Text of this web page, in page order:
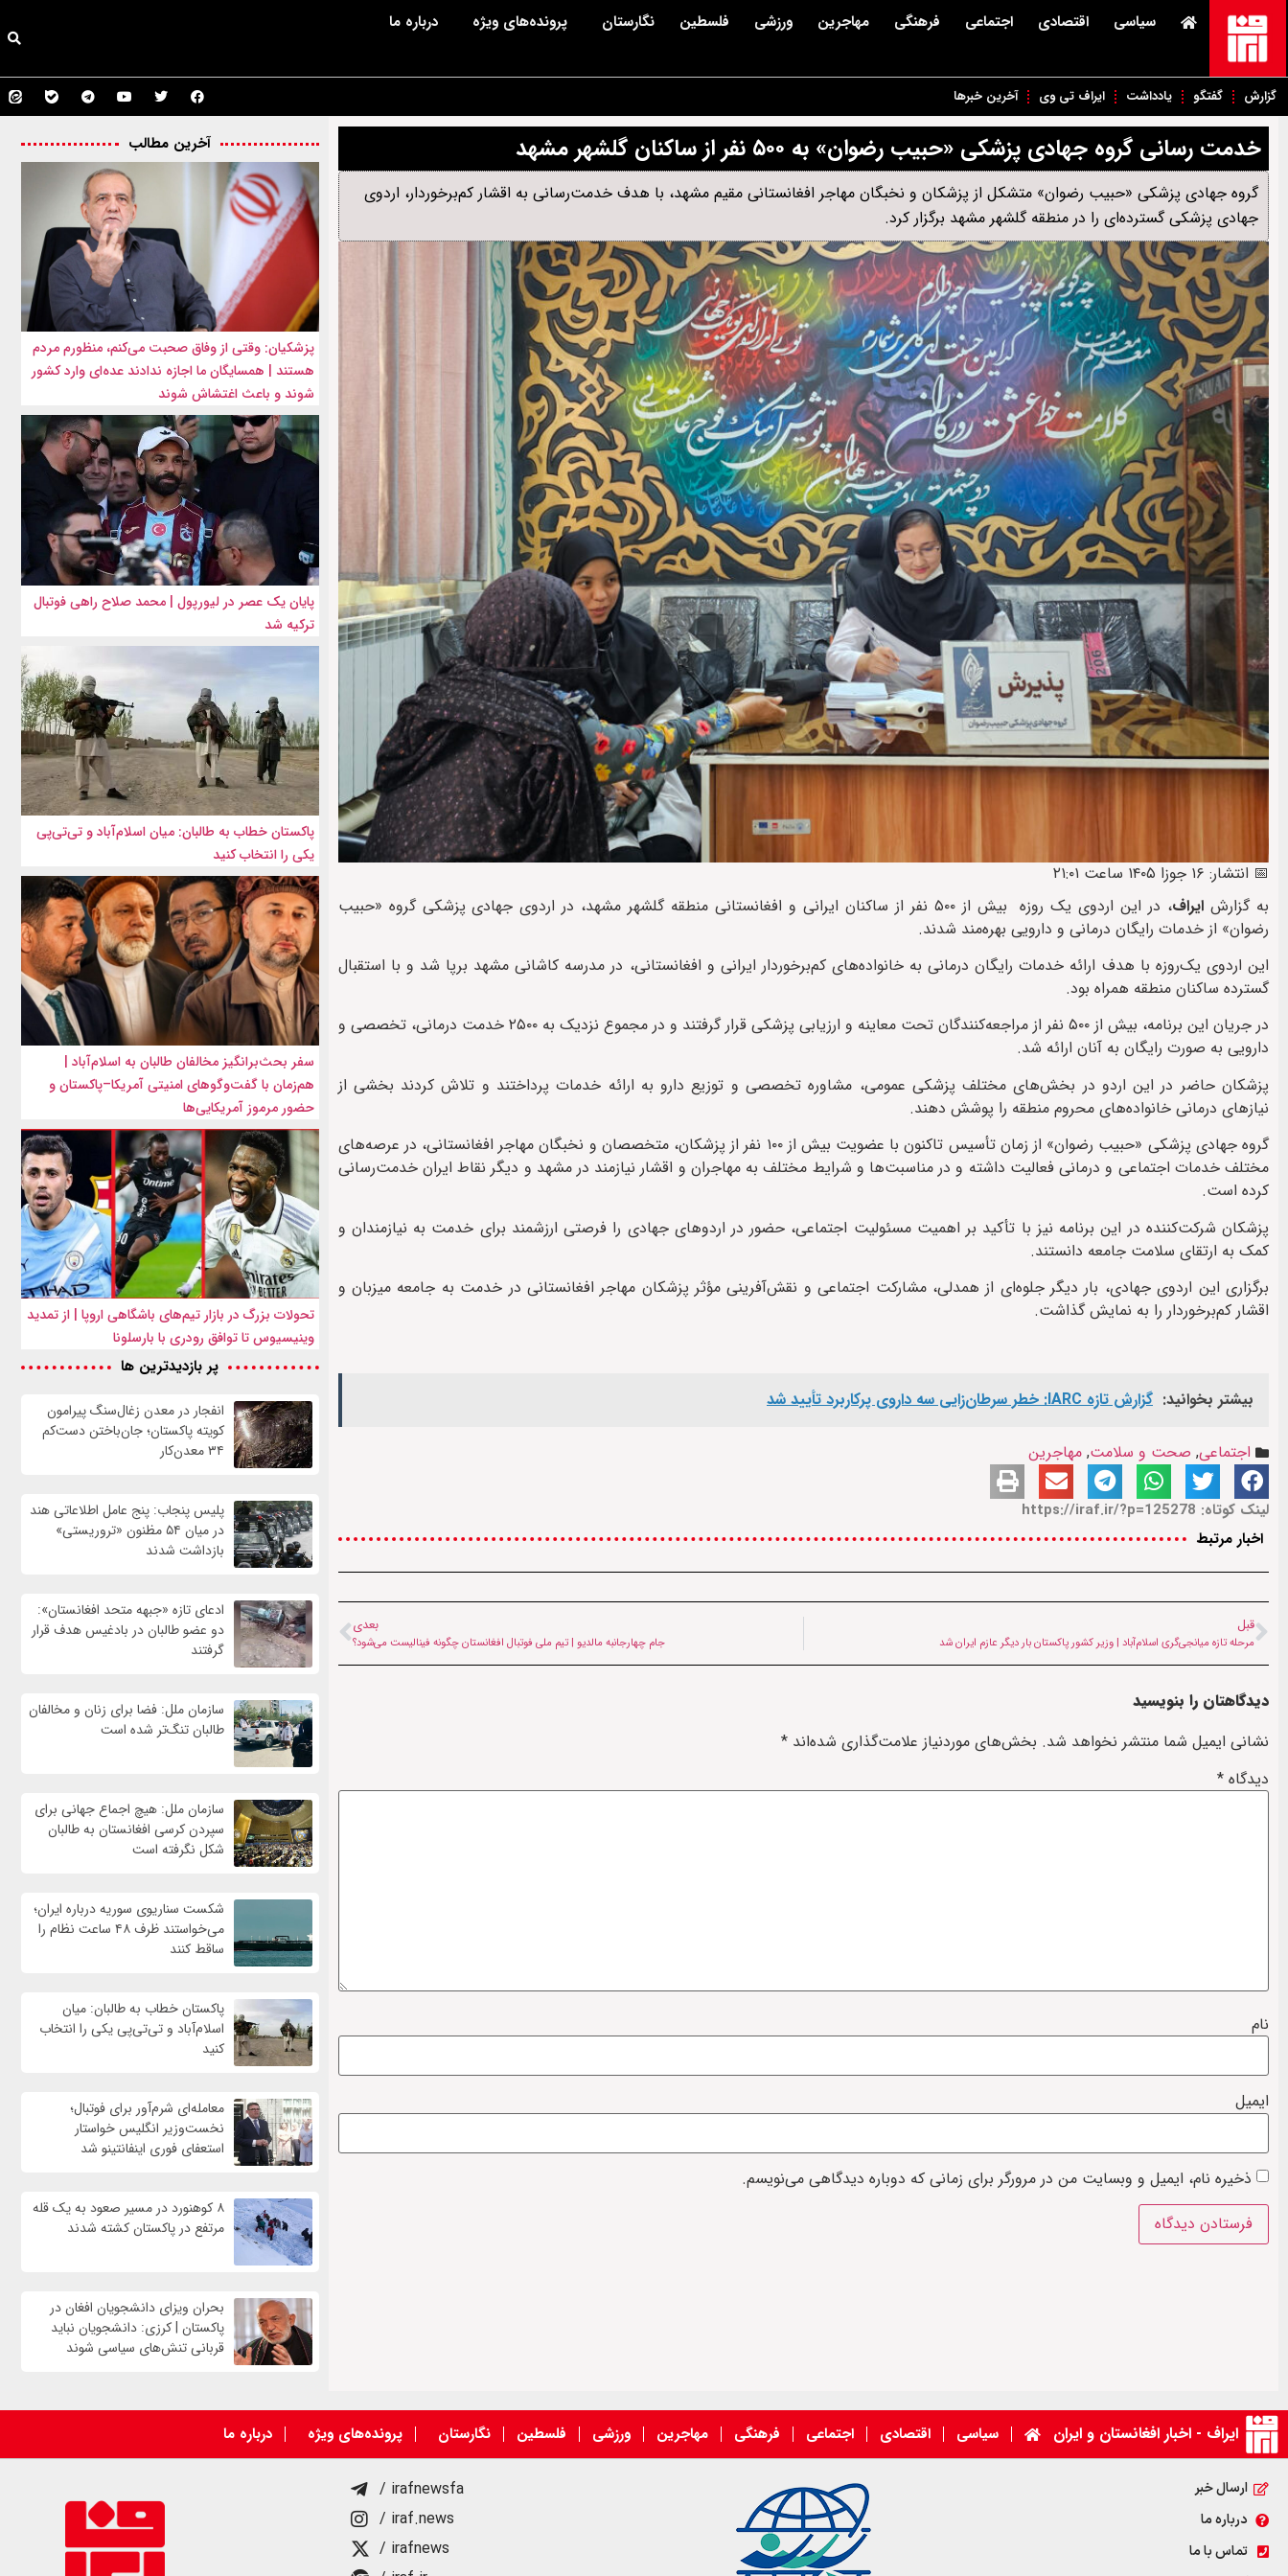
سیاسی اقتصادی اجتماعی فرهنگی مهاجرین ورزشی فلسطین نگارستان پرونده‌های ویژه درباره ما
گزارش گفتگو یادداشت ایراف تی وی آخرین خبرها
خدمت رسانی گروه جهادی پزشکی «حبیب رضوان» به ۵۰۰ نفر از ساکنان گلشهر مشهد
گروه جهادی پزشکی «حبیب رضوان» متشکل از پزشکان و نخبگان مهاجر افغانستانی مقیم مشهد، با هدف خدمت‌رسانی به اقشار کم‌برخوردار، اردوی
جهادی پزشکی گسترده‌ای را در منطقه گلشهر مشهد برگزار کرد.
📅 انتشار: ۱۶ جوزا ۱۴۰۵ ساعت ۲۱:۰۱
به گزارشایراف
، در این اردوی یک روزه بیش از ۵۰۰ نفر از ساکنان ایرانی و افغانستانی منطقه گلشهر مشهد، در اردوی جهادی پزشکی گروه «حبیب
رضوان» از خدمات رایگان درمانی و دارویی بهره‌مند شدند.
این اردوی یک‌روزه با هدف ارائه خدمات رایگان درمانی به خانواده‌های کم‌برخوردار ایرانی و افغانستانی، در مدرسه کاشانی مشهد برپا شد و با استقبال
گسترده ساکنان منطقه همراه بود.
در جریان این برنامه، بیش از ۵۰۰ نفر از مراجعه‌کنندگان تحت معاینه و ارزیابی پزشکی قرار گرفتند و در مجموع نزدیک به ۲۵۰۰ خدمت درمانی، تخصصی و
دارویی به صورت رایگان به آنان ارائه شد.
پزشکان حاضر در این اردو در بخش‌های مختلف پزشکی عمومی، مشاوره تخصصی و توزیع دارو به ارائه خدمات پرداختند و تلاش کردند بخشی از
نیازهای درمانی خانواده‌های محروم منطقه را پوشش دهند.
گروه جهادی پزشکی «حبیب رضوان» از زمان تأسیس تاکنون با عضویت بیش از ۱۰۰ نفر از پزشکان، متخصصان و نخبگان مهاجر افغانستانی، در عرصه‌های
مختلف خدمات اجتماعی و درمانی فعالیت داشته و در مناسبت‌ها و شرایط مختلف به مهاجران و اقشار نیازمند در مشهد و دیگر نقاط ایران خدمت‌رسانی
کرده است.
پزشکان شرکت‌کننده در این برنامه نیز با تأکید بر اهمیت مسئولیت اجتماعی، حضور در اردوهای جهادی را فرصتی ارزشمند برای خدمت به نیازمندان و
کمک به ارتقای سلامت جامعه دانستند.
برگزاری این اردوی جهادی، بار دیگر جلوه‌ای از همدلی، مشارکت اجتماعی و نقش‌آفرینی مؤثر پزشکان مهاجر افغانستانی در خدمت به جامعه میزبان و
اقشار کم‌برخوردار را به نمایش گذاشت.
بیشتر بخوانید: گزارش تازه IARC: خطر سرطان‌زایی سه داروی پرکاربرد تأیید شد
اجتماعی, صحت و سلامت, مهاجرین
لینک کوتاه: https://iraf.ir/?p=125278
اخبار مرتبط
قبل
مرحله تازه میانجی‌گری اسلام‌آباد | وزیر کشور پاکستان بار دیگر عازم ایران شد
بعدی
جام چهارجانبه مالدیو | تیم ملی فوتبال افغانستان چگونه فینالیست می‌شود؟
دیدگاهتان را بنویسید
نشانی ایمیل شما منتشر نخواهد شد. بخش‌های موردنیاز علامت‌گذاری شده‌اند *
دیدگاه *
نام
ایمیل
ذخیره نام، ایمیل و وبسایت من در مرورگر برای زمانی که دوباره دیدگاهی می‌نویسم.
آخرین مطالب
پزشکیان: وقتی از وفاق صحبت می‌کنم، منظورم مردم
هستند | همسایگان ما اجازه ندادند عده‌ای وارد کشور
شوند و باعث اغتشاش شوند
پایان یک عصر در لیورپول | محمد صلاح راهی فوتبال
ترکیه شد
پاکستان خطاب به طالبان: میان اسلام‌آباد و تی‌تی‌پی
یکی را انتخاب کنید
سفر بحث‌برانگیز مخالفان طالبان به اسلام‌آباد |
هم‌زمان با گفت‌وگوهای امنیتی آمریکا–پاکستان و
حضور مرموز آمریکایی‌ها
تحولات بزرگ در بازار تیم‌های باشگاهی اروپا | از تمدید
وینیسیوس تا توافق رودری با بارسلونا
پر بازدیدترین ها
انفجار در معدن زغال‌سنگ پیرامون
کویته پاکستان؛ جان‌باختن دست‌کم
۳۴ معدن‌کار
پلیس پنجاب: پنج عامل اطلاعاتی هند
در میان ۵۴ مظنون «تروریستی»
بازداشت شدند
ادعای تازه «جبهه متحد افغانستان»:
دو عضو طالبان در بادغیس هدف قرار
گرفتند
سازمان ملل: فضا برای زنان و مخالفان
طالبان تنگ‌تر شده است
سازمان ملل: هیچ اجماع جهانی برای
سپردن کرسی افغانستان به طالبان
شکل نگرفته است
شکست سناریوی سوریه درباره ایران؛
می‌خواستند ظرف ۴۸ ساعت نظام را
ساقط کنند
پاکستان خطاب به طالبان: میان
اسلام‌آباد و تی‌تی‌پی یکی را انتخاب
کنید
معامله‌ای شرم‌آور برای فوتبال؛
نخست‌وزیر انگلیس خواستار
استعفای فوری اینفانتینو شد
۸ کوهنورد در مسیر صعود به یک قله
مرتفع در پاکستان کشته شدند
بحران ویزای دانشجویان افغان در
پاکستان | کرزی: دانشجویان نباید
قربانی تنش‌های سیاسی شوند
ایراف - اخبار افغانستان و ایران سیاسی اقتصادی اجتماعی فرهنگی مهاجرین ورزشی فلسطین نگارستان پرونده‌های ویژه درباره ما
ارسال خبر
درباره ما
تماس با ما
/ irafnewsfa
/ iraf.news
/ irafnews